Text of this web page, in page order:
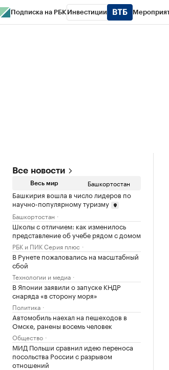
Подписка на РБК Инвестиции
Все новости
Весь мир Башкортостан
Башкирия вошла в число лидеров по
научно-популярному туризму
Башкортостан
Школы с отличием: как изменилось
представление об учебе рядом с домом
РБК и ПИК Серия плюс
В Рунете пожаловались на масштабный
сбой
Технологии и медиа
В Японии заявили о запуске КНДР
снаряда «в сторону моря»
Политика
Автомобиль наехал на пешеходов в
Омске, ранены восемь человек
Общество
МИД Польши сравнил идею переноса
посольства России с разрывом
отношений